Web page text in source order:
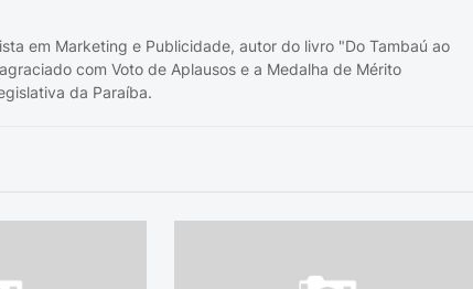
em Marketing e Publicidade, autor do livro "Do Tambaú ao
com Voto de Aplausos e a Medalha de Mérito
da Paraíba.